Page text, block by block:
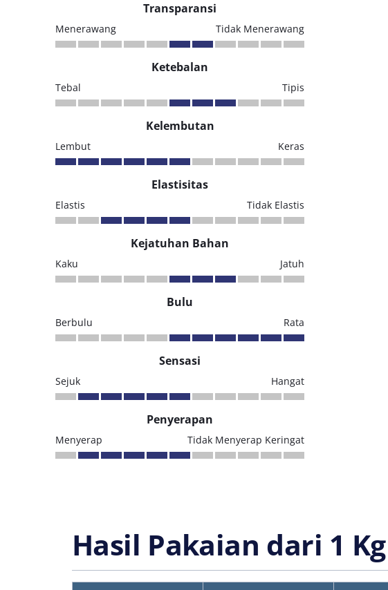
Transparansi
Menerawang Tidak Menerawang
Ketebalan
Tebal Tipis
Kelembutan
Lembut Keras
Elastisitas
Elastis Tidak Elastis
Kejatuhan Bahan
Kaku Jatuh
Bulu
Berbulu Rata
Sensasi
Sejuk Hangat
Penyerapan
Menyerap Tidak Menyerap Keringat
Hasil Pakaian dari 1